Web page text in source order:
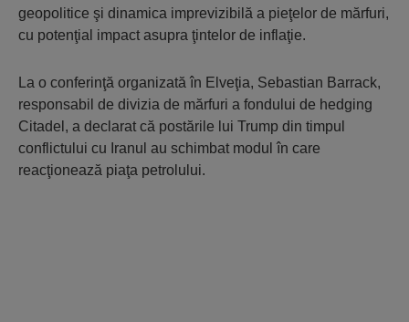
geopolitice şi dinamica imprevizibilă a pieţelor de mărfuri,
cu potenţial impact asupra ţintelor de inflaţie.
La o conferinţă organizată în Elveţia, Sebastian Barrack,
responsabil de divizia de mărfuri a fondului de hedging
Citadel, a declarat că postările lui Trump din timpul
conflictului cu Iranul au schimbat modul în care
reacţionează piaţa petrolului.